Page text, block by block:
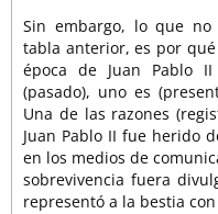
Sin embargo, lo que
tabla anterior, es por
época de Juan Pablo
(pasado), uno es
Una de las razones
Juan Pablo II fue herido
en los medios de
sobrevivencia fuera
representó a la bestia